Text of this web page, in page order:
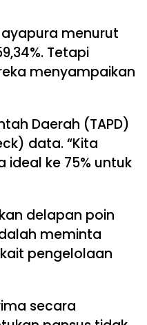
menurut
Tetapi
menyampaikan
Daerah (TAPD)
data. “Kita
ke 75% untuk
delapan poin
meminta
pengelolaan
secara